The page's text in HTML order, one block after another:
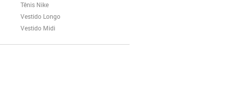
Tênis Nike
Vestido Longo
Vestido Midi